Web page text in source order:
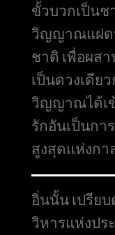
ขั้วบวกเป็นช
วิญญาณแฝด
ชาติ เพื่อผส
เป็นดวงเดีย
วิญญาณได้เ
รักอันเป็นกา
สูงสุดแห่งกา
อิ่นนั้น เปรีย
วิหารแห่งปร